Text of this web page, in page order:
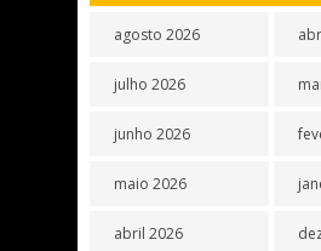
agosto 2026
julho 2026
junho 2026
maio 2026
abril 2026